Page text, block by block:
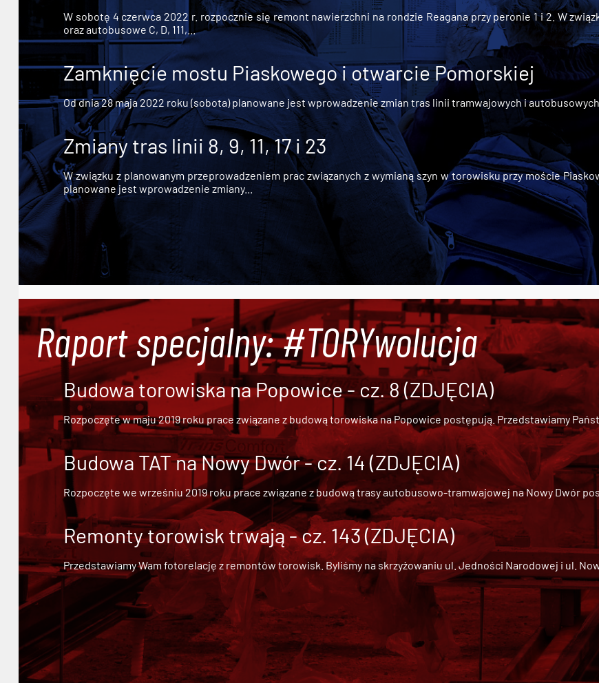
W sobotę 4 czerwca 2022 r. rozpocznie się remont nawierzchni na rondzie Reagana przy peronie 1 i 2. W
oraz autobusowe C, D, 111,...
Zamknięcie mostu Piaskowego i otwarcie Pomorskiej
Od dnia 28 maja 2022 roku (sobota) planowane jest wprowadzenie zmian tras linii tramwajowych i
Zmiany tras linii 8, 9, 11, 17 i 23
W związku z planowanym przeprowadzeniem prac związanych z wymianą szyn w torowisku przy moście
planowane jest wprowadzenie zmiany...
Raport specjalny: #TORYwolucja
Budowa torowiska na Popowice - cz. 8 (ZDJĘCIA)
Rozpoczęte w maju 2019 roku prace związane z budową torowiska na Popowice postępują. Przedstawiamy
Budowa TAT na Nowy Dwór - cz. 14 (ZDJĘCIA)
Rozpoczęte we wrześniu 2019 roku prace związane zbudową trasy autobusowo-tramwajowej na Nowy Dwór
Remonty torowisk trwają - cz. 143 (ZDJĘCIA)
Przedstawiamy Wam fotorelację z remontów torowisk. Byliśmy na skrzyżowaniu ul. Jedności Narodowej i ul.